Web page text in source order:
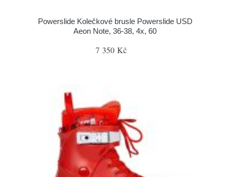
Powerslide Kolečkové brusle Powerslide USD
Aeon Note, 36-38, 4x, 60
7 350 Kč